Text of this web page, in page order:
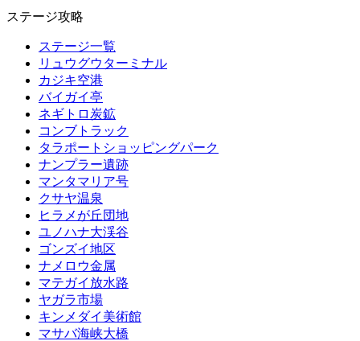
ステージ攻略
ステージ一覧
リュウグウターミナル
カジキ空港
バイガイ亭
ネギトロ炭鉱
コンブトラック
タラポートショッピングパーク
ナンプラー遺跡
マンタマリア号
クサヤ温泉
ヒラメが丘団地
ユノハナ大渓谷
ゴンズイ地区
ナメロウ金属
マテガイ放水路
ヤガラ市場
キンメダイ美術館
マサバ海峡大橋